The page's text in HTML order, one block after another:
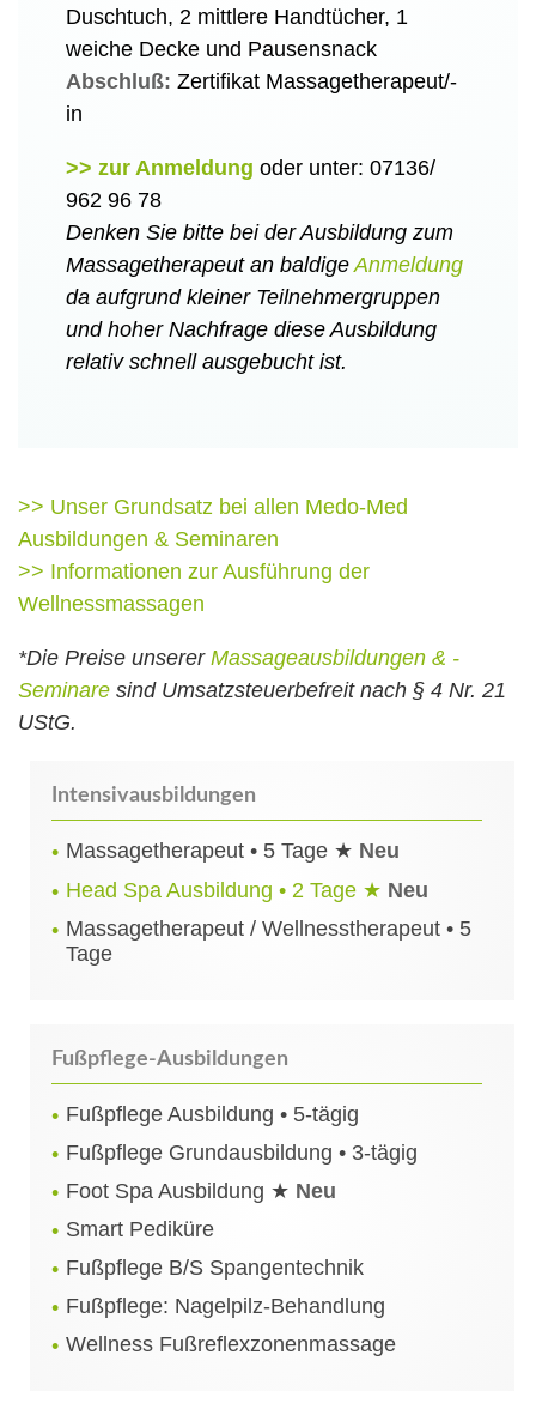
Duschtuch, 2 mittlere Handtücher, 1
weiche Decke und Pausensnack
Abschluß: Zertifikat Massagetherapeut/-
in
>> zur Anmeldung oder unter: 07136/
962 96 78
Denken Sie bitte bei der Ausbildung zum
Massagetherapeut an baldige Anmeldung
da aufgrund kleiner Teilnehmergruppen
und hoher Nachfrage diese Ausbildung
relativ schnell ausgebucht ist.
>> Unser Grundsatz bei allen Medo-Med
Ausbildungen & Seminaren
>> Informationen zur Ausführung der
Wellnessmassagen
*Die Preise unserer Massageausbildungen & -
Seminare sind Umsatzsteuerbefreit nach § 4 Nr. 21
UStG.
Intensivausbildungen
Massagetherapeut • 5 Tage ★ Neu
Head Spa Ausbildung • 2 Tage ★ Neu
Massagetherapeut / Wellnesstherapeut • 5
Tage
Fußpflege-Ausbildungen
Fußpflege Ausbildung • 5-tägig
Fußpflege Grundausbildung • 3-tägig
Foot Spa Ausbildung ★ Neu
Smart Pediküre
Fußpflege B/S Spangentechnik
Fußpflege: Nagelpilz-Behandlung
Wellness Fußreflexzonenmassage